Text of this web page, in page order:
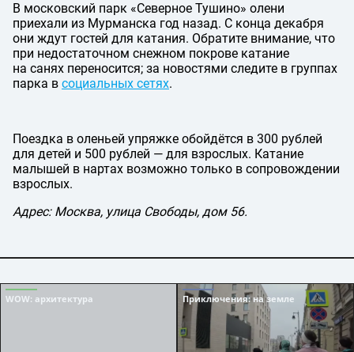
В московский парк «Северное Тушино» олени
приехали из Мурманска год назад. С конца декабря
они ждут гостей для катания. Обратите внимание, что
при недостаточном снежном покрове катание
на санях переносится; за новостями следите в группах
парка в социальных сетях.
Поездка в оленьей упряжке обойдётся в 300 рублей
для детей и 500 рублей — для взрослых. Катание
малышей в нартах возможно только в сопровождении
взрослых.
Адрес: Москва, улица Свободы, дом 56.
WOW: архитектура Приключения: на земле